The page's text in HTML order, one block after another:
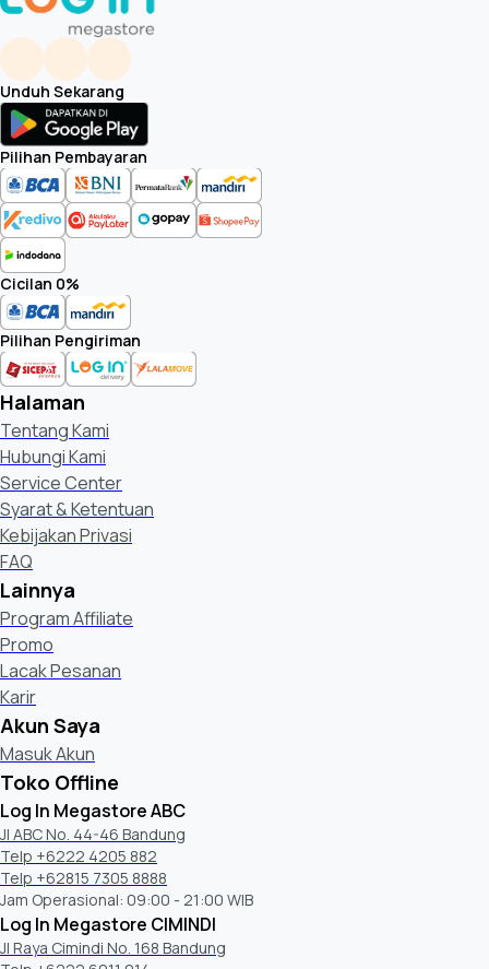
Unduh Sekarang
Pilihan Pembayaran
Cicilan 0%
Pilihan Pengiriman
Halaman
Tentang Kami
Hubungi Kami
Service Center
Syarat & Ketentuan
Kebijakan Privasi
FAQ
Lainnya
Program Affiliate
Promo
Lacak Pesanan
Karir
Akun Saya
Masuk Akun
Toko Offline
Log In Megastore ABC
Jl ABC No. 44-46 Bandung
Telp +6222 4205 882
Telp +62815 7305 8888
Jam Operasional: 09:00 - 21:00 WIB
Log In Megastore CIMINDI
Jl Raya Cimindi No. 168 Bandung